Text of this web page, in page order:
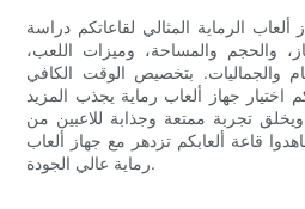
الرماية المثالي لقاعاتكم دراسة
والحجم والمساحة، وميزات اللعب،
والجماليات. بتخصيص الوقت الكافي
اختيار جهاز ألعاب رماية يجذب المزيد
ويخلق تجربة ممتعة وجذابة للاعبين من
قاعة ألعابكم تزدهر مع جهاز ألعاب
رماية عالي الجودة.